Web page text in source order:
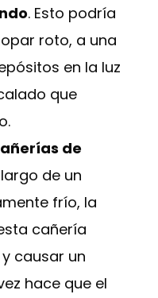
. Esto podría
roto, a una
en la luz
que
de
largo de un
frío, la
cañería
causar un
hace que el